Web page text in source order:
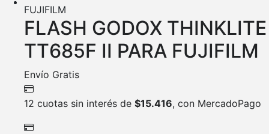
FLASH GODOX THINKLITE
TT685F II PARA FUJIFILM
Envío Gratis
12 cuotas sin interés de $15.416, con MercadoPago